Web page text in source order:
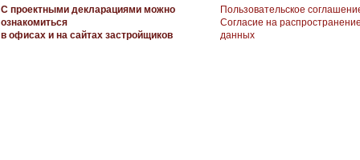
С проектными декларациями можно
ознакомиться
в офисах и на сайтах застройщиков
Пользовательское
Согласие на
данных